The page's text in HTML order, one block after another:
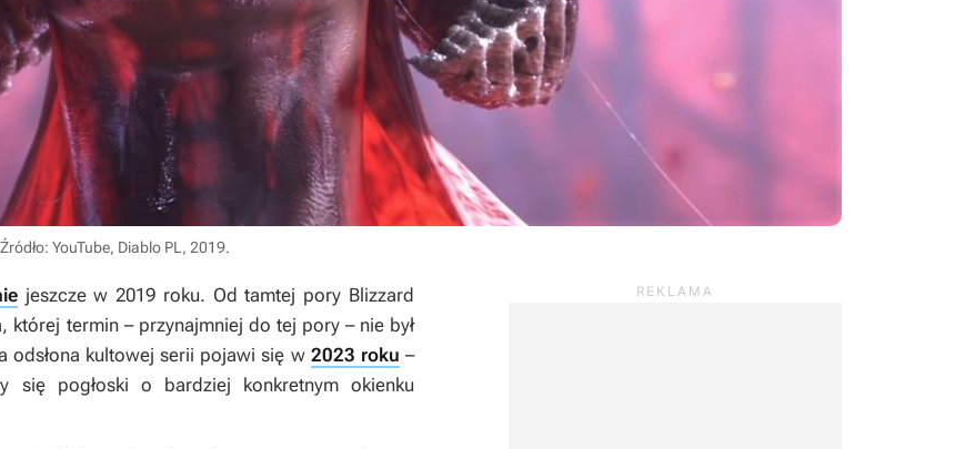
Źródło: YouTube, Diablo PL, 2019.
jeszcze w 2019 roku. Od tamtej pory Blizzard
której termin – przynajmniej do tej pory – nie był
odsłona kultowej serii pojawi się w 2023 roku –
się pogłoski o bardziej konkretnym okienku